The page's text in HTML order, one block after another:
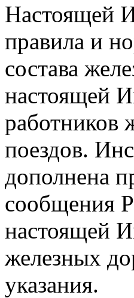
Настоящей
правила и
состава
настоящей
работников
поездов.
дополнена
сообщения
настоящей
железных
указания.